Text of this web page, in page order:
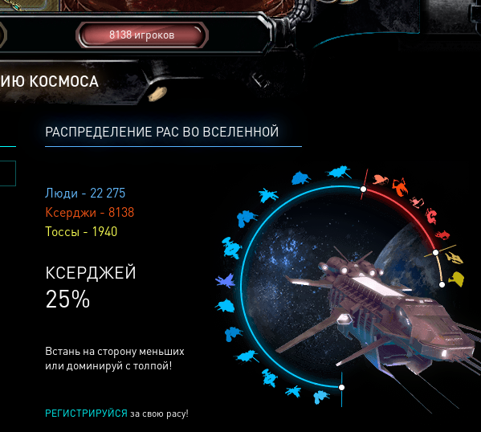
8138 игроков
КОСМОСА
РАСПРЕДЕЛЕНИЕ РАС ВО ВСЕЛЕННОЙ
Люди - 22 275
Ксерджи - 8138
Тоссы - 1940
КСЕРДЖЕЙ
25%
Встань на сторону меньших
или доминируй с толпой!
РЕГИСТРИРУЙСЯ за свою расу!